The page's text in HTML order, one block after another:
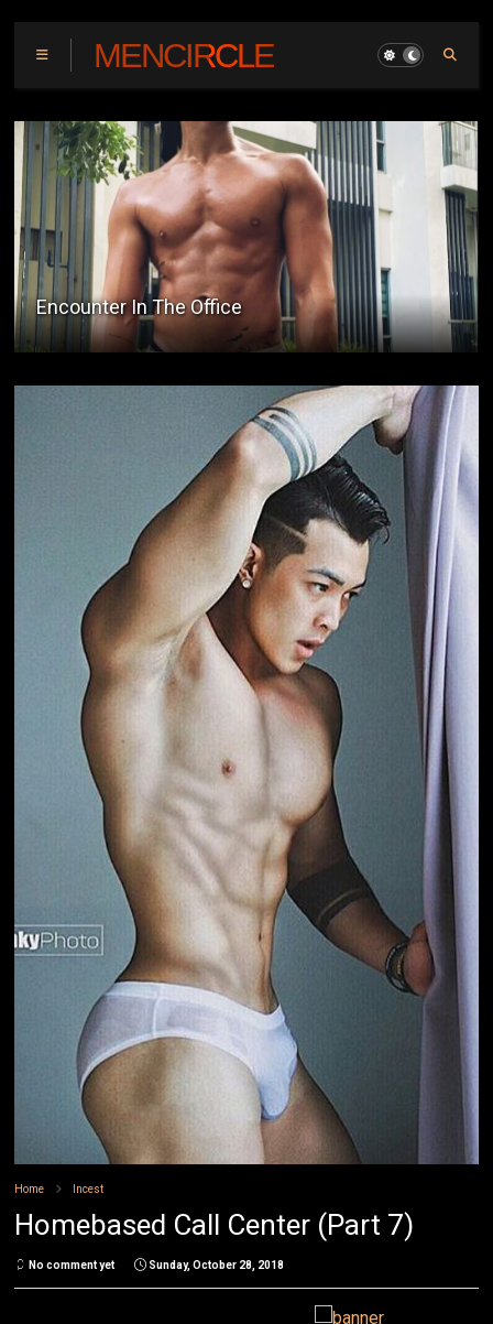
MENCIRCLE
Encounter In The Office
Home Incest
Homebased Call Center (Part 7)
No comment yet Sunday, October 28, 2018